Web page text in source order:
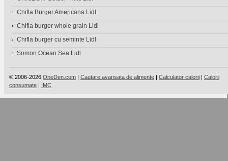
Chifla Burger Americana Lidl
Chifla burger whole grain Lidl
Chifla burger cu seminte Lidl
Somon Ocean Sea Lidl
© 2006-2026 OneDen.com | Cautare avansata de alimente | Calculator calorii | Calorii
consumate | IMC